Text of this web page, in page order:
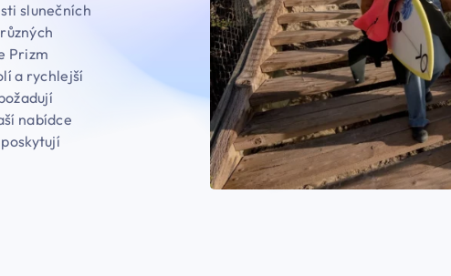
slunečních
Prizm
a rychlejší
nabídce